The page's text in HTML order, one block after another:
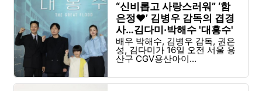
“신비롭고 사랑스러워” ‘함
은정♥’ 김병우 감독의 겹경
사…김다미·박해수 '대홍수'
[종합]
배우 박해수, 김병우 감독, 권은
성, 김다미가 16일 오전 서울 용
산구 CGV용산아이...